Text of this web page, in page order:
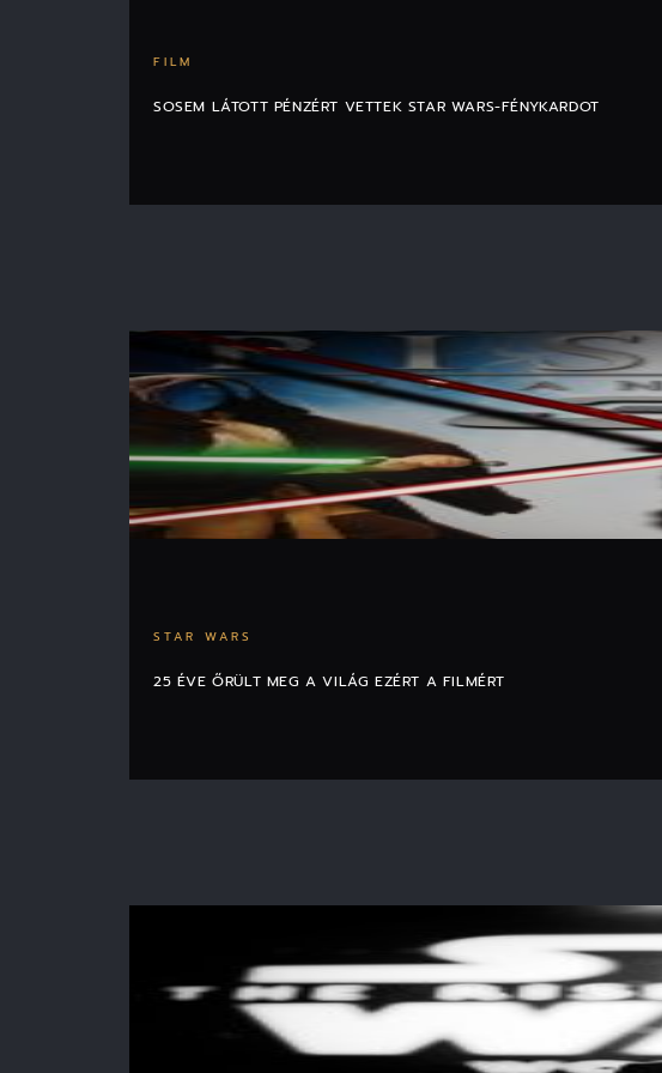
FILM
SOSEM LÁTOTT PÉNZÉRT VETTEK STAR WARS-FÉNYKARDOT
STAR WARS
25 ÉVE ŐRÜLT MEG A VILÁG EZÉRT A FILMÉRT